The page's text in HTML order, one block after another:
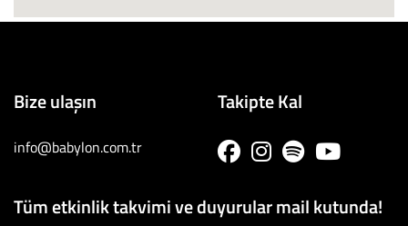
Bize ulaşın
info@babylon.com.tr
Takipte Kal
Tüm etkinlik takvimi ve duyurular mail kutunda!